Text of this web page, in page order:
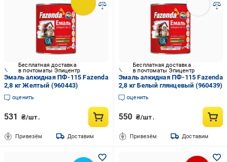
Бесплатная доставка
в почтоматы Эпицентр
Эмаль алкидная ПФ-115 Fazenda
2,8 кг Желтый (960443)
оценить
531 ₴/шт.
Привезём Доставим
Бесплатная доставка
в почтоматы Эпицентр
Эмаль алкидная ПФ-115 Fazenda
2,8 кг Белый глянцевый (960439)
оценить
550 ₴/шт.
Привезём Доставим